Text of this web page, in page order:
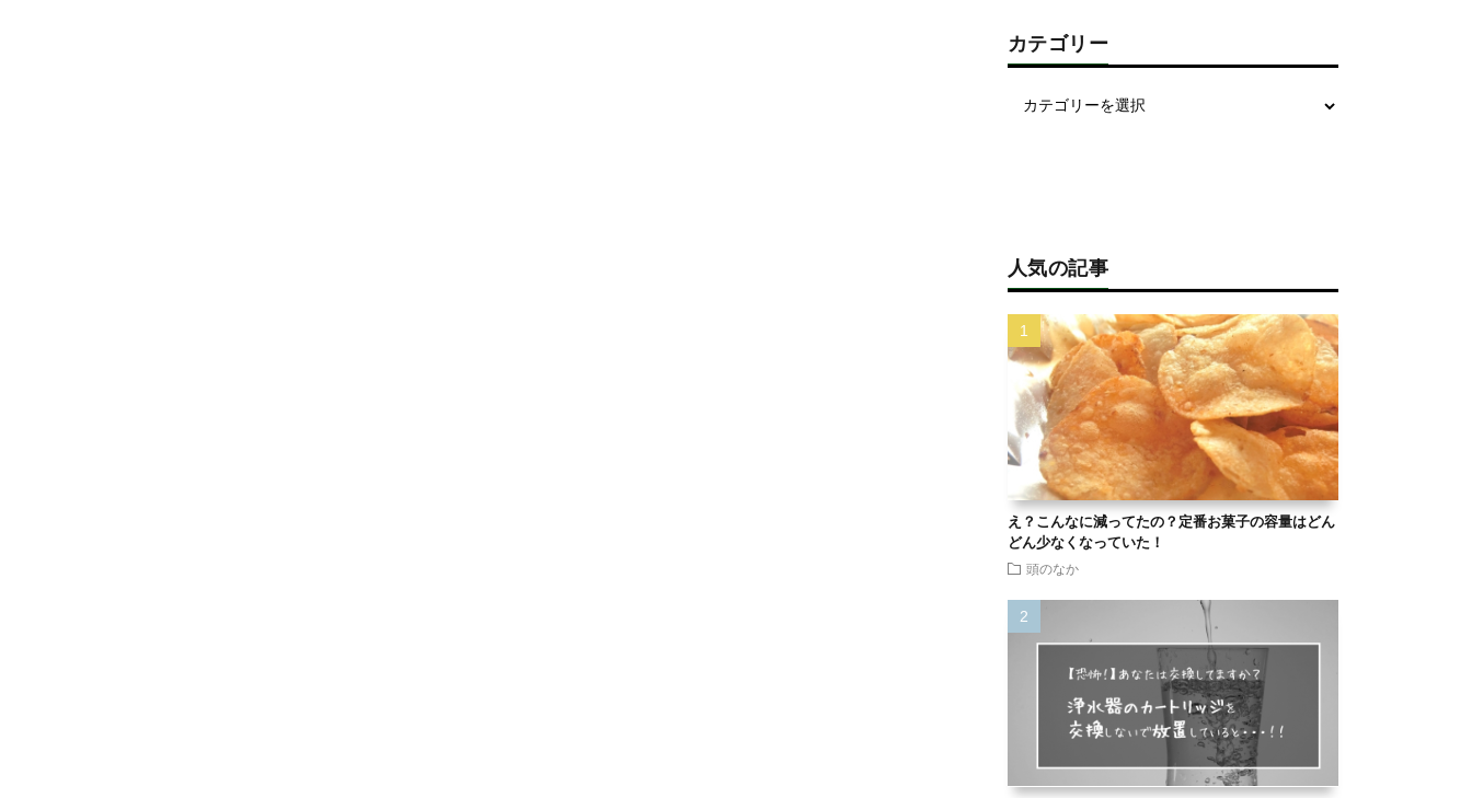
カテゴリー
人気の記事
え？こんなに減ってたの？定番お菓子の容量はどん
どん少なくなっていた！
頭のなか